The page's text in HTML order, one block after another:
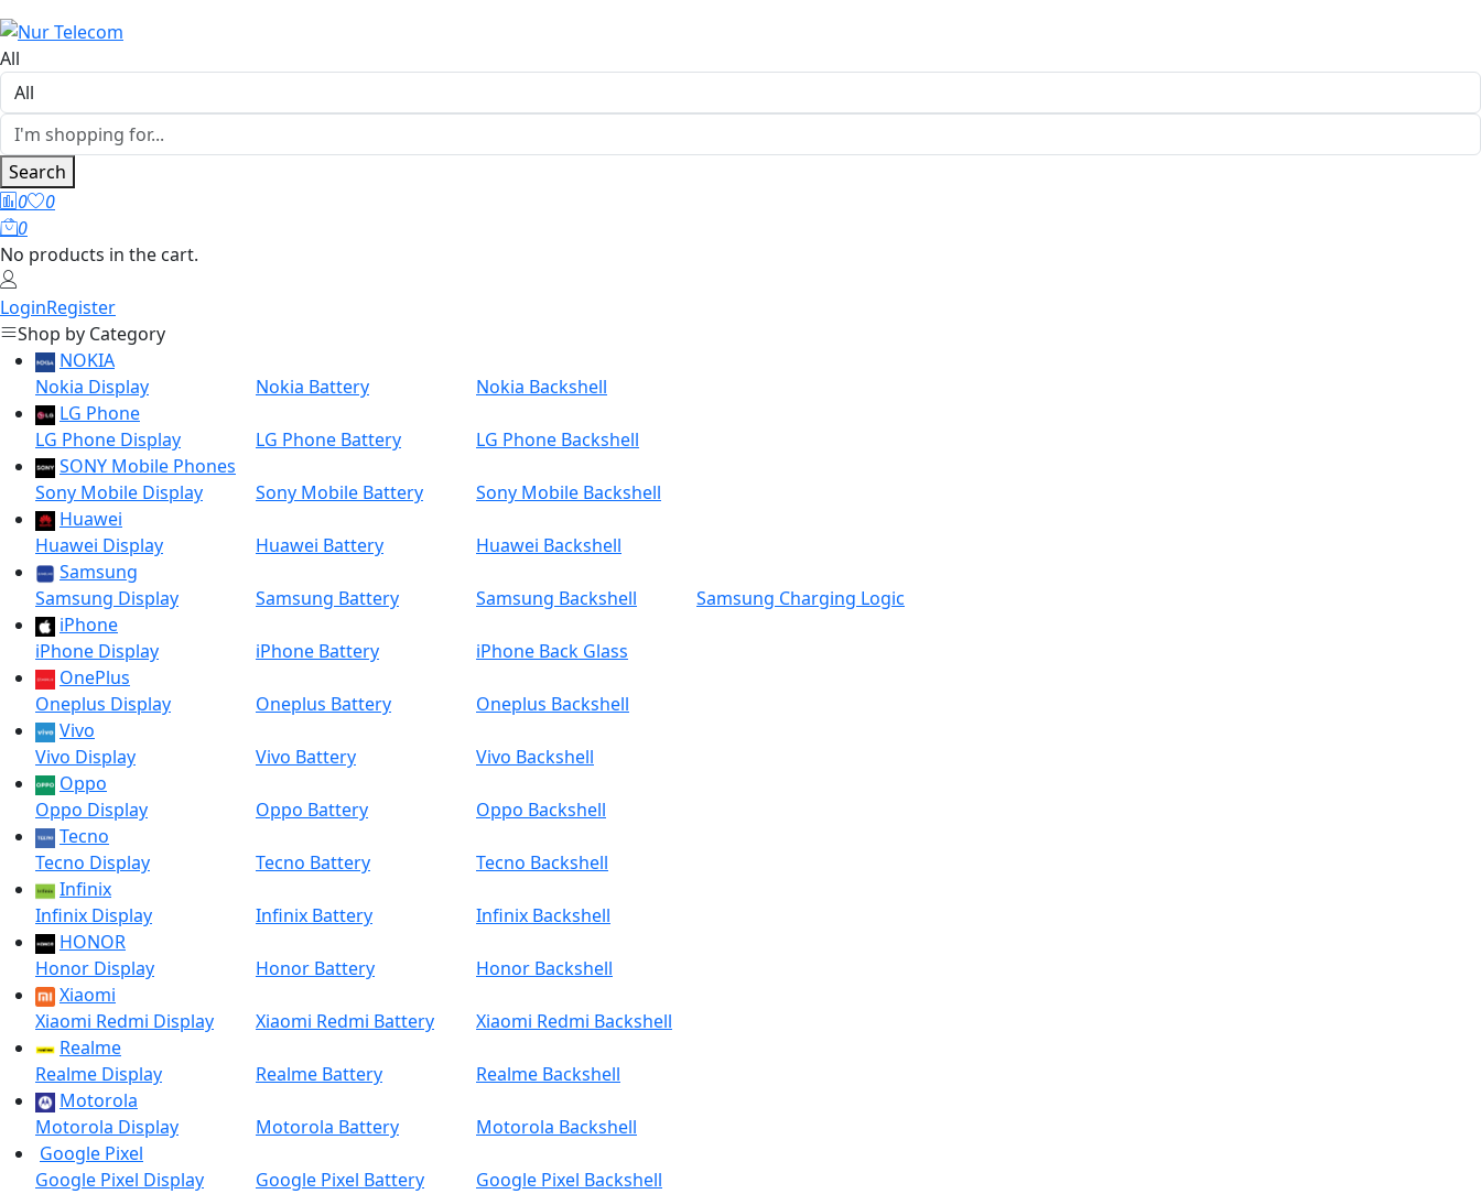
All
Search
0
0
0
No products in the cart.
LoginRegister
Shop by Category
NOKIA
Nokia Display
Nokia Battery
Nokia Backshell
LG Phone
LG Phone Display
LG Phone Battery
LG Phone Backshell
SONY Mobile Phones
Sony Mobile Display
Sony Mobile Battery
Sony Mobile Backshell
Huawei
Huawei Display
Huawei Battery
Huawei Backshell
Samsung
Samsung Display
Samsung Battery Samsung Backshell
Samsung Charging Logic
iPhone
iPhone Display
iPhone Battery
iPhone Back Glass
OnePlus
Oneplus Display
Oneplus Battery
Oneplus Backshell
Vivo
Vivo Display
Vivo Battery
Vivo Backshell
Oppo
Oppo Display
Oppo Battery
Oppo Backshell
Tecno
Tecno Display
Tecno Battery
Tecno Backshell
Infinix
Infinix Display
Infinix Battery
Infinix Backshell
HONOR
Honor Display
Honor Battery
Honor Backshell
Xiaomi
Xiaomi Redmi Display
Xiaomi Redmi Battery
Xiaomi Redmi Backshell
Realme
Realme Display
Realme Battery
Realme Backshell
Motorola
Motorola Display
Motorola Battery
Motorola Backshell
Google Pixel
Google Pixel Display
Google Pixel Battery
Google Pixel Backshell